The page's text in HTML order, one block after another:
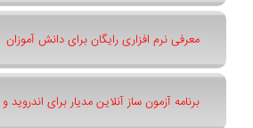
معرفی نرم افزاری رایگان برای دانش آموزان
برنامه آزمون ساز آنلاین مدیار برای اندروید و ios